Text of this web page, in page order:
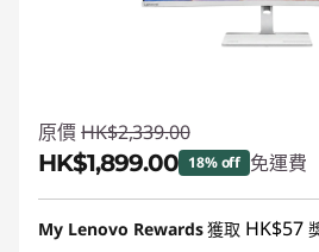
原價 HK$2,339.00
HK$1,899.00 18% off 免運費
eCoupon Savings :-
My Lenovo Rewards獲取 HK$57